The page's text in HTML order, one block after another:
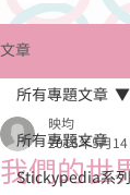
文章
所有專題文章
Stickypedia系列
所有專題文章
我們的世
映均
2016年5月14